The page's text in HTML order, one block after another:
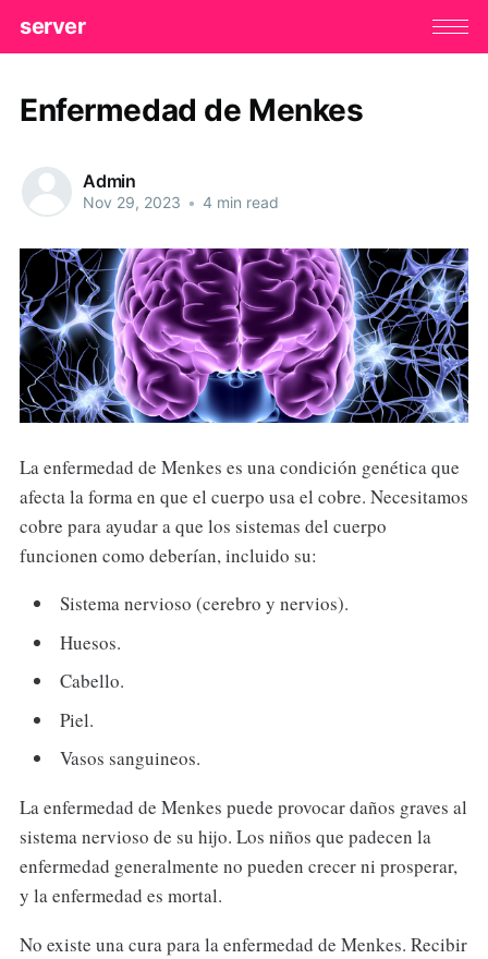
server
Enfermedad de Menkes
Admin
Nov 29, 2023 • 4 min read
La enfermedad de Menkes es una condición genética que
afecta la forma en que el cuerpo usa el cobre. Necesitamos
cobre para ayudar a que los sistemas del cuerpo
funcionen como deberían, incluido su:
Sistema nervioso (cerebro y nervios).
Huesos.
Cabello.
Piel.
Vasos sanguineos.
La enfermedad de Menkes puede provocar daños graves al
sistema nervioso de su hijo. Los niños que padecen la
enfermedad generalmente no pueden crecer ni prosperar,
y la enfermedad es mortal.
No existe una cura para la enfermedad de Menkes. Recibir